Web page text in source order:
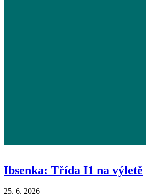
Ibsenka: Třída I1 na výletě
25. 6. 2026